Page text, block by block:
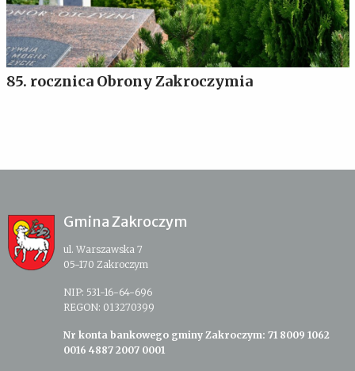
85. rocznica Obrony Zakroczymia
Gmina Zakroczym
ul. Warszawska 7
05-170 Zakroczym
NIP: 531-16-64-696
REGON: 013270399
Nr konta bankowego gminy Zakroczym: 71 8009 1062
0016 4887 2007 0001